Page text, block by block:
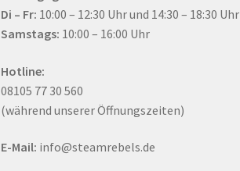
Di – Fr: 10:00 – 12:30 Uhr und 14:30 – 18:30 Uhr
Samstags: 10:00 – 16:00 Uhr
Hotline:
08105 77 30 560
(während unserer Öffnungszeiten)
E-Mail: info@steamrebels.de